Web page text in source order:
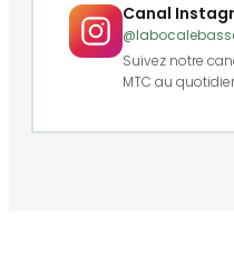
Canal
Suivez notre
MTC au